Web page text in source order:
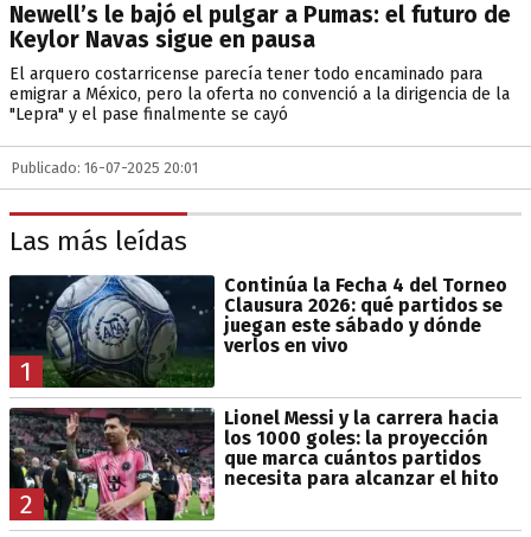
Newell’s le bajó el pulgar a Pumas: el futuro de
Keylor Navas sigue en pausa
El arquero costarricense parecía tener todo encaminado para
emigrar a México, pero la oferta no convenció a la dirigencia de la
"Lepra" y el pase finalmente se cayó
Publicado: 16-07-2025 20:01
Las más leídas
1
Continúa la Fecha 4 del Torneo
Clausura 2026: qué partidos se
juegan este sábado y dónde
verlos en vivo
2
Lionel Messi y la carrera hacia
los 1000 goles: la proyección
que marca cuántos partidos
necesita para alcanzar el hito